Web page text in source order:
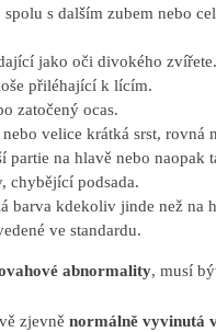
s dalším zubem nebo
jako oči divokého zvířete.
přiléhající k lícím.
zatočený ocas.
velice krátká srst, rovná
partie na hlavě nebo naopak
chybějící podsada.
barva kdekoliv jinde než na
ve standardu.
abnormality, musí
zjevně normálně vyvinutá